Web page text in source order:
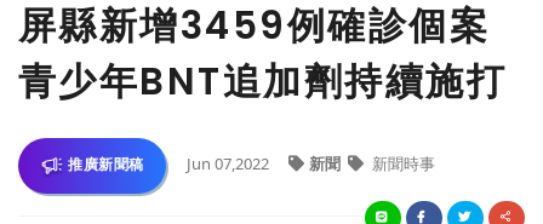
屏縣新增3459例確診個案
青少年BNT追加劑持續施打
推廣新聞稿 Jun 07,2022 新聞 新聞時事